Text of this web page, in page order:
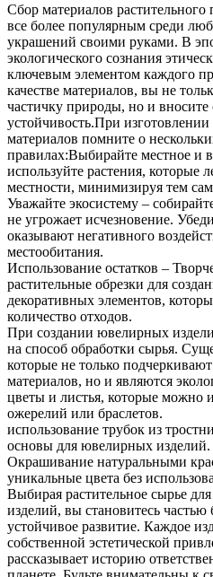
Сбор материалов
все более популярным среди
украшений своими руками. В
экологического сознания
ключевым элементом каждого
качестве материалов, вы не
частичку природы, но и
устойчивость.При
материалов помните о
правилах:Выбирайте местное и
используйте растения, которые
местности, минимизируя тем
Уважайте экосистему –
не угрожает исчезновение.
оказывают негативного
местообитания.
Использование остатков –
растительные обрезки для
декоративных элементов,
количество отходов.
При создании ювелирных
на способ обработки сырья.
которые не только
материалов, но и являются
цветы и листья, которые можно
ожерелий или браслетов.
использование трубок из
основы для ювелирных изделий.
Окрашивание натуральными
уникальные цвета без
Выбирая растительное сырье
изделий, вы становитесь
устойчивое развитие. Каждое
собственной эстетической
рассказывает историю